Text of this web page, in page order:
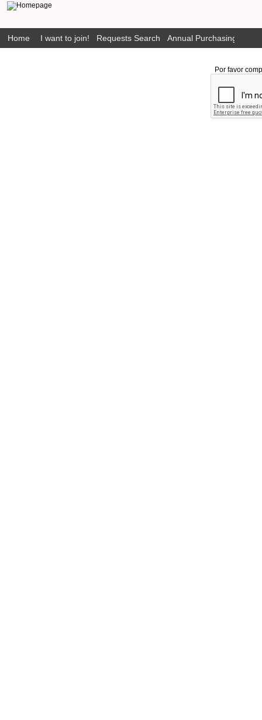
Home I want to join! Requests Search Annual Purchasing Plan
Por favor